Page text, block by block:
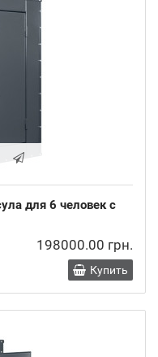
для 6 человек с
198000.00 грн.
Купить